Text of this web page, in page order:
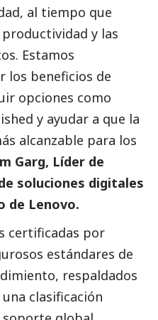
al tiempo que
y las
Estamos
los beneficios de
opciones como
y ayudar a que la
alcanzable para los
Garg, Líder de
soluciones digitales
de Lenovo.
certificadas por
estándares de
respaldados
clasificación